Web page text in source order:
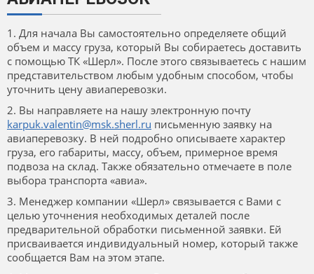
1. Для начала Вы самостоятельно определяете общий
объем и массу груза, который Вы собираетесь доставить
с помощью ТК «Шерл». После этого связываетесь с нашим
представительством любым удобным способом, чтобы
уточнить цену авиаперевозки.
2. Вы направляете на нашу электронную почту
karpuk.valentin@msk.sherl.ru письменную заявку на
авиаперевозку. В ней подробно описываете характер
груза, его габариты, массу, объем, примерное время
подвоза на склад. Также обязательно отмечаете в поле
выбора транспорта «авиа».
3. Менеджер компании «Шерл» связывается с Вами с
целью уточнения необходимых деталей после
предварительной обработки письменной заявки. Ей
присваивается индивидуальный номер, который также
сообщается Вам на этом этапе.